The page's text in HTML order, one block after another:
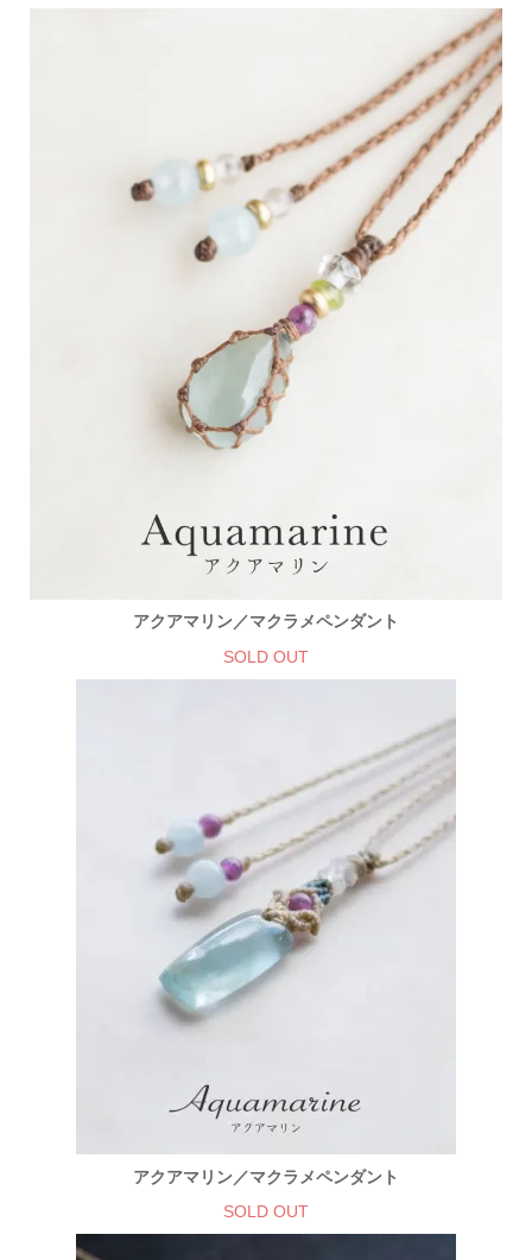
アクアマリン／マクラメペンダント
SOLD OUT
アクアマリン／マクラメペンダント
SOLD OUT